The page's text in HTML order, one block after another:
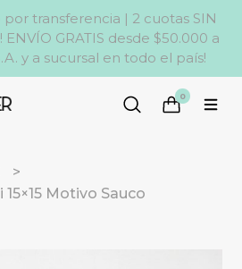
por transferencia | 2 cuotas SIN
ENVÍO GRATIS desde $50.000 a
y a sucursal en todo el país!
0
Motivo Sauco